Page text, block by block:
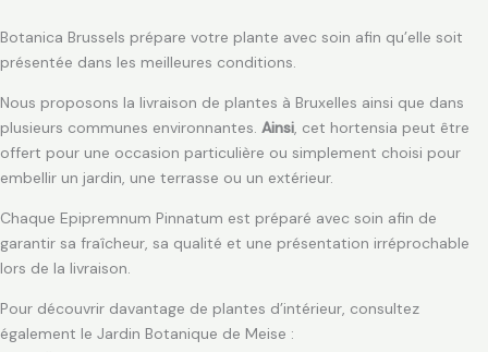
Botanica Brussels prépare votre plante avec soin afin qu’elle soit
présentée dans les meilleures conditions.
Nous proposons la livraison de plantes à Bruxelles ainsi que dans
plusieurs communes environnantes. Ainsi, cet hortensia peut être
offert pour une occasion particulière ou simplement choisi pour
embellir un jardin, une terrasse ou un extérieur.
Chaque Epipremnum Pinnatum est préparé avec soin afin de
garantir sa fraîcheur, sa qualité et une présentation irréprochable
lors de la livraison.
Pour découvrir davantage de plantes d’intérieur, consultez
également le Jardin Botanique de Meise :